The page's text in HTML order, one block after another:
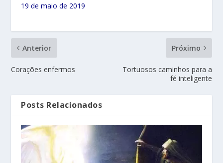
19 de maio de 2019
Anterior
Corações enfermos
Próximo
Tortuosos caminhos para a
fé inteligente
Posts Relacionados